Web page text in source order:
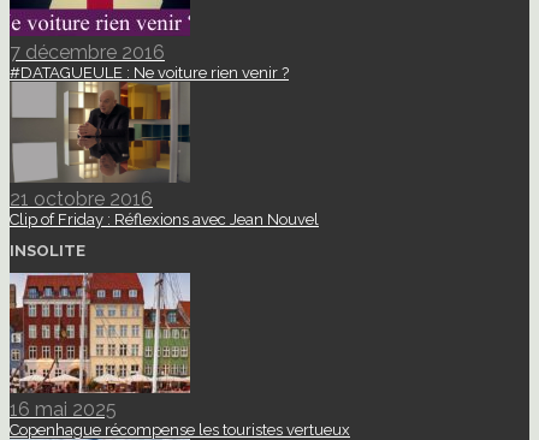
7 décembre 2016
#DATAGUEULE : Ne voiture rien venir ?
21 octobre 2016
Clip of Friday : Réflexions avec Jean Nouvel
INSOLITE
16 mai 2025
Copenhague récompense les touristes vertueux